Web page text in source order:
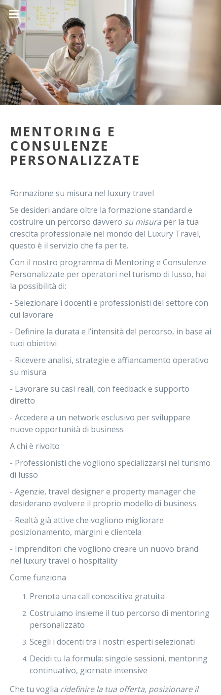
MENTORING E
CONSULENZE
PERSONALIZZATE
Formazione su misura nel luxury travel
Se desideri andare oltre la formazione standard e
costruire un percorso davvero su misura per la tua
crescita professionale nel mondo del Luxury Travel,
questo è il servizio che fa per te.
Con il nostro programma di Mentoring e Consulenze
Personalizzate per operatori nel turismo di lusso, hai
la possibilità di:
- Selezionare i docenti e professionisti del settore con
cui lavorare
- Definire la durata e l’intensità del percorso, in base ai
tuoi obiettivi
- Ricevere analisi, strategie e affiancamento operativo
su misura
- Lavorare su casi reali, con feedback e supporto
diretto
- Accedere a un network esclusivo per sviluppare
nuove opportunità di business
A chi è rivolto
- Professionisti che vogliono specializzarsi nel turismo
di lusso
- Agenzie, travel designer e property manager che
desiderano evolvere il proprio modello di business
- Realtà già attive che vogliono migliorare
posizionamento, margini e clientela
- Imprenditori che vogliono creare un nuovo brand
nel luxury travel o hospitality
Come funziona
Prenota una call conoscitiva gratuita
Costruiamo insieme il tuo percorso di mentoring
personalizzato
Scegli i docenti tra i nostri esperti selezionati
Decidi tu la formula: singole sessioni, mentoring
continuativo, giornate intensive
Che tu voglia ridefinire la tua offerta, posizionare il